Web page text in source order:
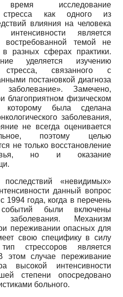
исследование
стресса как одного из
влияния на человека
является
востребованной темой не
разных сферах практики.
уделяется изучению
стресса, связанного с
постановкой диагноза
Замечено,
благоприятном физическом
которому была сделана
заболевания,
не всегда оценивается
поэтому целью
не только восстановление
но и оказание
«невидимых»
данный вопрос
1994 года, когда в перечень
событий были включены
Механизм
переживании опасных для
свою специфику в силу
стрессоров является
этом случае переживание
высокой интенсивности
степени опосредовано
больного.